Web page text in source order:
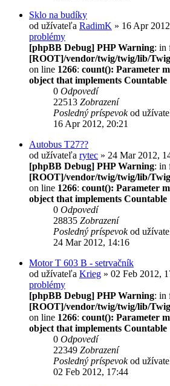
Sklo na budíky
od užívateľa RadimK » 16 Apr
problémy
[phpBB Debug] PHP Warning: in
[ROOT]/vendor/twig/twig/lib/
on line 1266: count(): Parameter
object that implements Countable
0 Odpovedí
22513 Zobrazení
Posledný príspevokod
16 Apr 2012, 20:21
Autobus T27??
od užívateľa rytec » 24 Mar 2012,
[phpBB Debug] PHP Warning: in
[ROOT]/vendor/twig/twig/lib/
on line 1266: count(): Parameter
object that implements Countable
0 Odpovedí
28835 Zobrazení
Posledný príspevokod
24 Mar 2012, 14:16
Motor T 603 B - setrvačník
od užívateľa Krieg » 02 Feb 2012,
problémy
[phpBB Debug] PHP Warning: in
[ROOT]/vendor/twig/twig/lib/
on line 1266: count(): Parameter
object that implements Countable
0 Odpovedí
22349 Zobrazení
Posledný príspevokod
02 Feb 2012, 17:44